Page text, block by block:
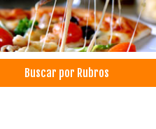
Nutricionistas
Médicos
Buscar por Rubros